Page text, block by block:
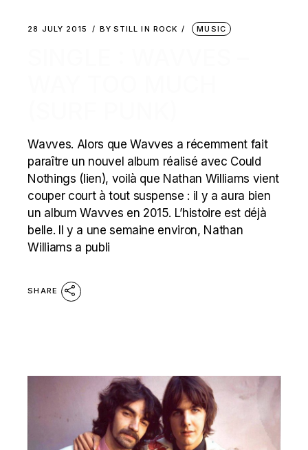
28 JULY 2015 BY STILL IN ROCK MUSIC
Wavves. Alors que Wavves a récemment fait
paraître un nouvel album réalisé avec Could
Nothings (lien), voilà que Nathan Williams vient
couper court à tout suspense : il y a aura bien
un album Wavves en 2015. L’histoire est déjà
belle. Il y a une semaine environ, Nathan
Williams a publi
SHARE